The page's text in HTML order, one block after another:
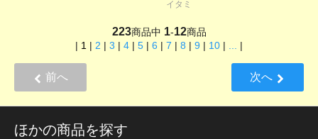
イタミ
223商品中 1-12商品
| 1 | 2 | 3 | 4 | 5 | 6 | 7 | 8 | 9 | 10 | ... |
前へ 次へ
ほかの商品を探す